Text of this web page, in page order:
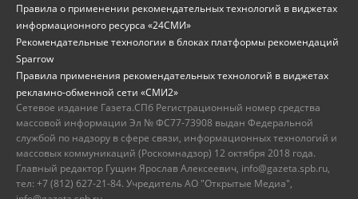
Правила о применении рекомендательных технологий в виджетах
информационного ресурса «24СМИ»
Рекомендательные технологии в блоках платформы рекомендаций
Sparrow
Правила применения рекомендательных технологий в виджетах
рекламно-обменной сети «СМИ2»
Сетевое издание Газета.СПб Регистрационный номер средства
массовой информации Эл № ФС77-73908 выдан Федеральной
службой по надзору в сфере связи, информационных технологий и
массовых коммуникаций (Роскомнадзор) 12 октября 2018 года.
Главный редактор Гущин Ярослав Алексеевич, info@gazeta.spb.ru,
тел: +7 (812) 627-21-84. Учредитель АО "Открытые Медиа",